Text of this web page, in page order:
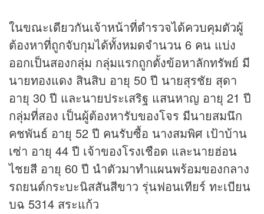
ในขณะเดียวกันเจ้าหน้าที่ตำรวจได้ควบคุมตัวผู้
ต้องหาที่ถูกจับกุมได้ทั้งหมดจำนวน 6 คน แบ่ง
ออกเป็นสองกลุ่ม กลุ่มแรกถูกตั้งข้อหาลักทรัพย์ มี
นายทองแดง สินสิบ อายุ 50 ปี นายสุรชัย สุดา
อายุ 30 ปี และนายประเสริฐ แสนหาญ อายุ 21 ปี
กลุ่มที่สอง เป็นผู้ต้องหารับของโจร มีนายสมนึก
คชพันธ์ อายุ 52 ปี คนรับซื้อ นางสมพิศ เป้าบ้าน
เซ่า อายุ 44 ปี เจ้าของโรงเชือด และนายฮ่อน
ไชยสี อายุ 60 ปี นำตัวมาทำแผนพร้อมของกลาง
รถยนต์กระบะนิสสันสีขาว รุ่นฟอนเทียร์ ทะเบียน
บฉ 5314 สระแก้ว